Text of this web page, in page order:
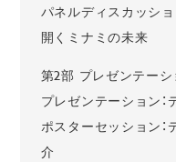
パネルディスカッシ
開くミナミの未来
第2部 プレゼンテーシ
プレゼンテーション
ポスターセッション
介